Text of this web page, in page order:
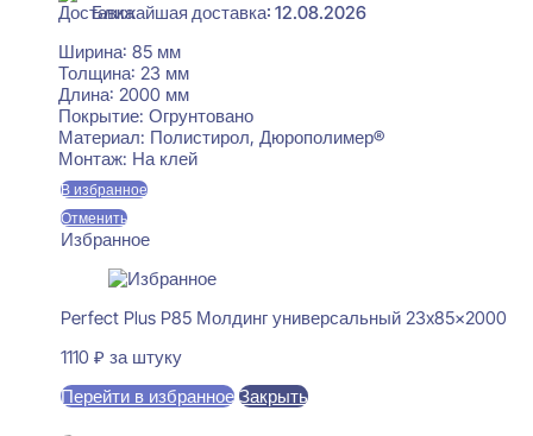
Ближайшая доставка: 12.08.2026
Ширина: 85 мм
Толщина: 23 мм
Длина: 2000 мм
Покрытие: Огрунтовано
Материал: Полистирол, Дюрополимер®
Монтаж: На клей
В избранное
Отменить
Избранное
Perfect Plus P85 Молдинг универсальный 23x85x2000
1110 ₽ за штуку
Перейти в избранное Закрыть